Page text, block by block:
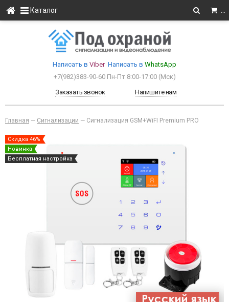
Каталог
Написать в Viber Написать в WhatsApp
+7(982)383-90-60 Пн-Пт 8:00-17:00 (Мcк)
Заказать звонок
Напишите нам
Главная — Сигнализации — Сигнализация GSM+WiFI Premium PRO
Скидка 46%
Новинка
Бесплатная настройка